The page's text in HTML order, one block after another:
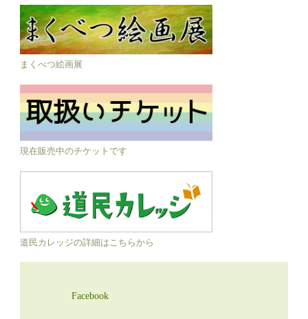
まくべつ絵画展
現在販売中のチケットです
道民カレッジの詳細はこちらから
Facebook